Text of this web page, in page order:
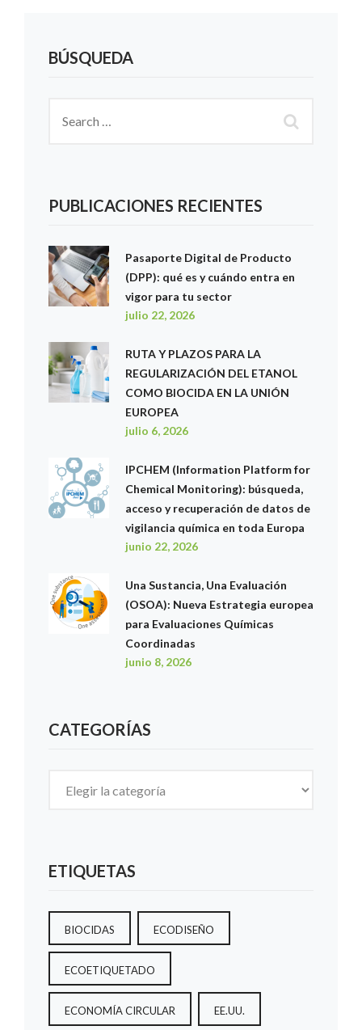
BÚSQUEDA
PUBLICACIONES RECIENTES
Pasaporte Digital de Producto
(DPP): qué es y cuándo entra en
vigor para tu sector
julio 22, 2026
RUTA Y PLAZOS PARA LA
REGULARIZACIÓN DEL ETANOL
COMO BIOCIDA EN LA UNIÓN
EUROPEA
julio 6, 2026
IPCHEM (Information Platform for
Chemical Monitoring): búsqueda,
acceso y recuperación de datos de
vigilancia química en toda Europa
junio 22, 2026
Una Sustancia, Una Evaluación
(OSOA): Nueva Estrategia europea
para Evaluaciones Químicas
Coordinadas
junio 8, 2026
CATEGORÍAS
ETIQUETAS
BIOCIDAS ECODISEÑO
ECOETIQUETADO
ECONOMÍA CIRCULAR EE.UU.